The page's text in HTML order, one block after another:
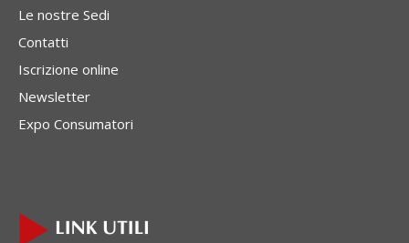
Le nostre Sedi
Contatti
Iscrizione online
Newsletter
Expo Consumatori